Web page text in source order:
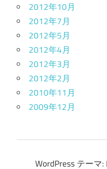
2012年10月
2012年7月
2012年5月
2012年4月
2012年3月
2012年2月
2010年11月
2009年12月
WordPress テーマ